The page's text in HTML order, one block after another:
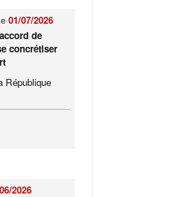
01/07/2026
de
concrétiser
République
2026